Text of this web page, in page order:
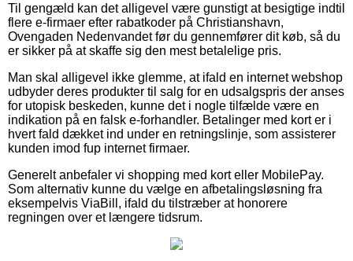
Til gengæld kan det alligevel være gunstigt at besigtige indtil
flere e-firmaer efter rabatkoder på Christianshavn,
Ovengaden Nedenvandet før du gennemfører dit køb, så du
er sikker på at skaffe sig den mest betalelige pris.
Man skal alligevel ikke glemme, at ifald en internet webshop
udbyder deres produkter til salg for en udsalgspris der anses
for utopisk beskeden, kunne det i nogle tilfælde være en
indikation på en falsk e-forhandler. Betalinger med kort er i
hvert fald dækket ind under en retningslinje, som assisterer
kunden imod fup internet firmaer.
Generelt anbefaler vi shopping med kort eller MobilePay.
Som alternativ kunne du vælge en afbetalingsløsning fra
eksempelvis ViaBill, ifald du tilstræber at honorere
regningen over et længere tidsrum.